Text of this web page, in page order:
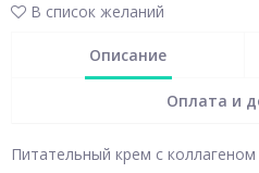
В список желаний
Описание
Оплата и
Питательный крем с